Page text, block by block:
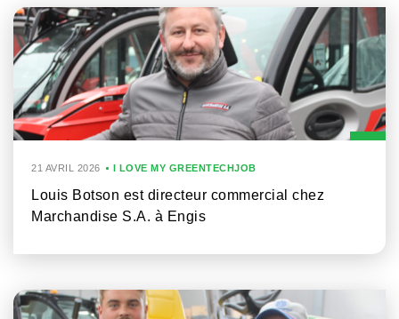
21 AVRIL 2026 I LOVE MY GREENTECHJOB
Louis Botson est directeur commercial chez
Marchandise S.A. à Engis